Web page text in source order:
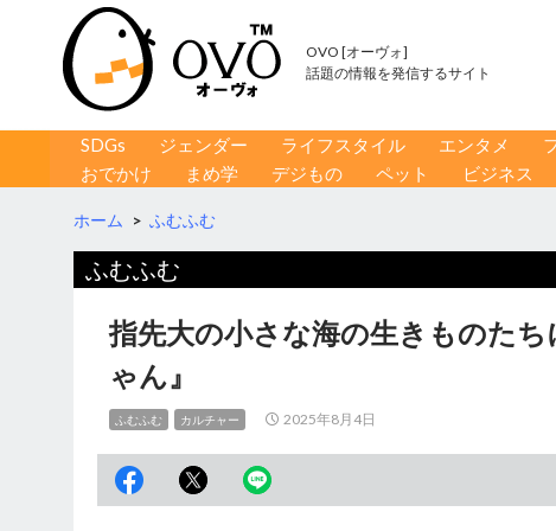
OVO [オーヴォ]
話題の情報を発信するサイト
コンテンツへ移動
SDGs ジェンダー ライフスタイル エンタメ
おでかけ
まめ学 デジもの ペット ビジネス
ホーム > ふむふむ
ふむふむ
指先大の小さな海の生きものた
ゃん』
ふむふむ カルチャー 2025年8月4日